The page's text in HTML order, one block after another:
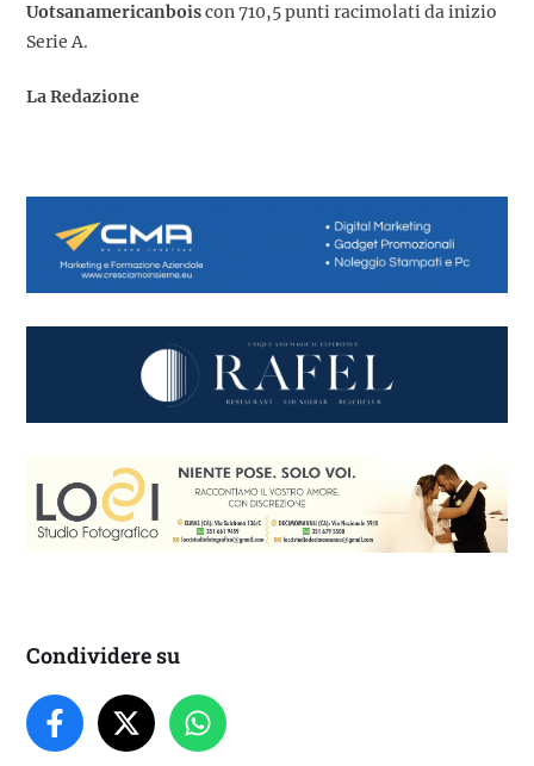
Uotsanamericanboiscon 710,5 punti racimolati da inizio
Serie A.
La Redazione
Condividere su